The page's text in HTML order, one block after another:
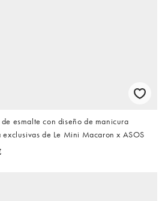
de esmalte con diseño de manicura
exclusivas de Le Mini Macaron x ASOS